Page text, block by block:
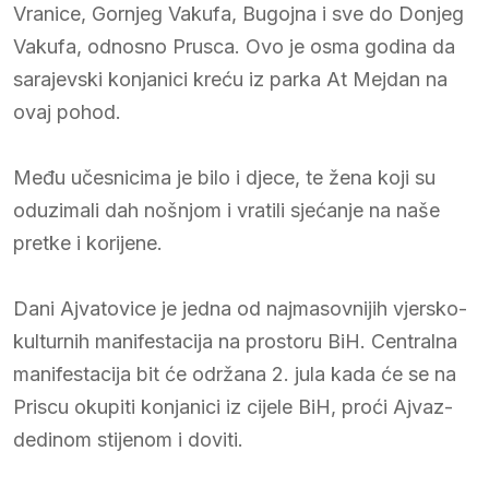
Vranice, Gornjeg Vakufa, Bugojna i sve do Donjeg
Vakufa, odnosno Prusca. Ovo je osma godina da
sarajevski konjanici kreću iz parka At Mejdan na
ovaj pohod.
Među učesnicima je bilo i djece, te žena koji su
oduzimali dah nošnjom i vratili sjećanje na naše
pretke i korijene.
Dani Ajvatovice je jedna od najmasovnijih vjersko-
kulturnih manifestacija na prostoru BiH. Centralna
manifestacija bit će održana 2. jula kada će se na
Priscu okupiti konjanici iz cijele BiH, proći Ajvaz-
dedinom stijenom i doviti.